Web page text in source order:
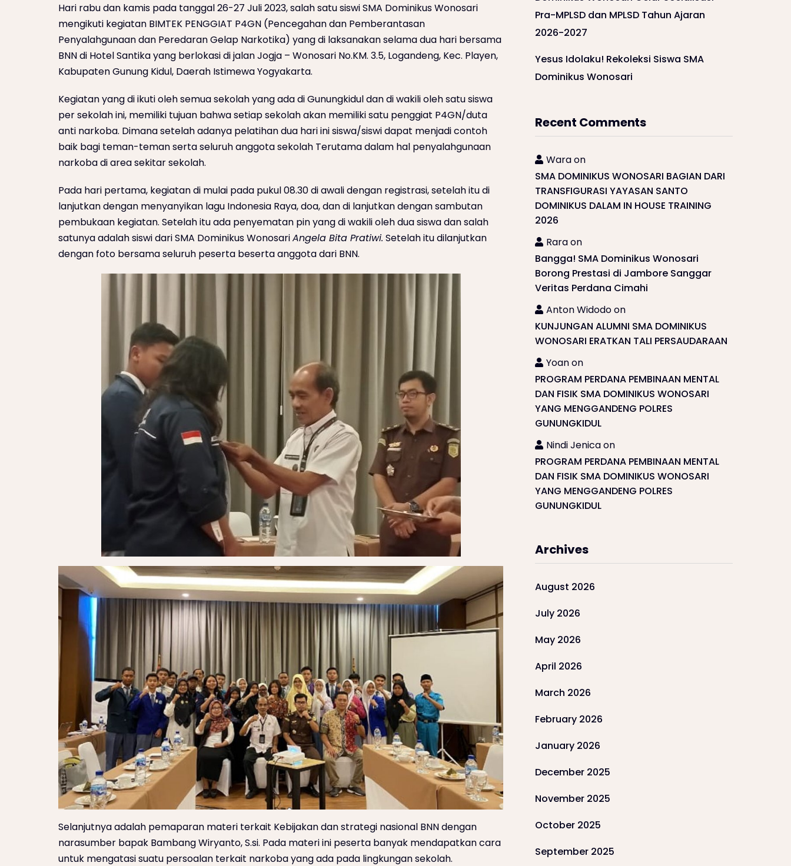
Hari rabu dan kamis pada tanggal 26-27 Juli 2023, salah satu siswi SMA Dominikus Wonosari
mengikuti kegiatan BIMTEK PENGGIAT P4GN (Pencegahan dan Pemberantasan
Penyalahgunaan dan Peredaran Gelap Narkotika) yang di laksanakan selama dua hari bersama
BNN di Hotel Santika yang berlokasi di jalan Jogja – Wonosari No.KM. 3.5, Logandeng, Kec. Playen,
Kabupaten Gunung Kidul, Daerah Istimewa Yogyakarta.
Kegiatan yang di ikuti oleh semua sekolah yang ada di Gunungkidul dan di wakili oleh satu siswa
per sekolah ini, memiliki tujuan bahwa setiap sekolah akan memiliki satu penggiat P4GN/duta
anti narkoba. Dimana setelah adanya pelatihan dua hari ini siswa/siswi dapat menjadi contoh
baik bagi teman-teman serta seluruh anggota sekolah Terutama dalam hal penyalahgunaan
narkoba di area sekitar sekolah.
Pada hari pertama, kegiatan di mulai pada pukul 08.30 di awali dengan registrasi, setelah itu di
lanjutkan dengan menyanyikan lagu Indonesia Raya, doa, dan di lanjutkan dengan sambutan
pembukaan kegiatan. Setelah itu ada penyematan pin yang di wakili oleh dua siswa dan salah
satunya adalah siswi dari SMA Dominikus WonosariAngela Bita Pratiwi. Setelah itu dilanjutkan
dengan foto bersama seluruh peserta beserta anggota dari BNN.
Selanjutnya adalah pemaparan materi terkait Kebijakan dan strategi nasional BNN dengan
narasumber bapak Bambang Wiryanto, S.si. Pada materi ini peserta banyak mendapatkan cara
untuk mengatasi suatu persoalan terkait narkoba yang ada pada lingkungan sekolah.
Pra-MPLSD dan MPLSD Tahun Ajaran
2026-2027
Yesus Idolaku! Rekoleksi Siswa SMA
Dominikus Wonosari
Recent Comments
Waraon
SMA DOMINIKUS WONOSARI BAGIAN DARI
TRANSFIGURASI YAYASAN SANTO
DOMINIKUS DALAM IN HOUSE TRAINING
2026
Raraon
Bangga! SMA Dominikus Wonosari
Borong Prestasi di Jambore Sanggar
Veritas Perdana Cimahi
Anton Widodoon
KUNJUNGAN ALUMNI SMA DOMINIKUS
WONOSARI ERATKAN TALI PERSAUDARAAN
Yoanon
PROGRAM PERDANA PEMBINAAN MENTAL
DAN FISIK SMA DOMINIKUS WONOSARI
YANG MENGGANDENG POLRES
GUNUNGKIDUL
Nindi Jenicaon
PROGRAM PERDANA PEMBINAAN MENTAL
DAN FISIK SMA DOMINIKUS WONOSARI
YANG MENGGANDENG POLRES
GUNUNGKIDUL
Archives
August 2026
July 2026
May 2026
April 2026
March 2026
February 2026
January 2026
December 2025
November 2025
October 2025
September 2025